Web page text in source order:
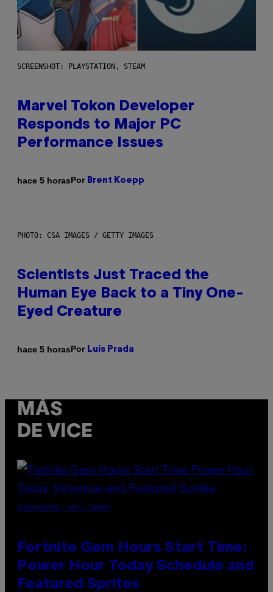
SCREENSHOT: PLAYSTATION, STEAM
Marvel Tokon Developer
Responds to Major PC
Performance Issues
hace 5 horasPor Brent Koepp
PHOTO: CSA IMAGES / GETTY IMAGES
Scientists Just Traced the
Human Eye Back to a Tiny One-
Eyed Creature
hace 5 horasPor Luis Prada
MÁS
DE VICE
SCREENSHOT: EPIC GAMES
Fortnite Gem Hours Start Time:
Power Hour Today Schedule and
Featured Sprites